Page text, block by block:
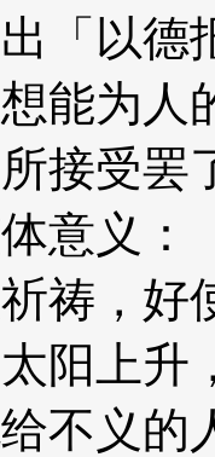
「以德
能为人
接受罢
意义：
祷，好
阳上升
不义的